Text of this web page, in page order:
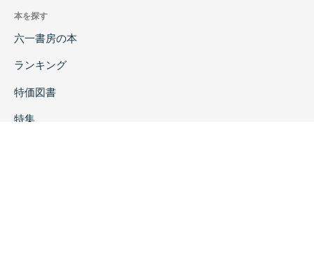
第二章 伊賀の夏見廃寺の造営と大来皇女
はじめに
二 夏見廃寺の軒瓦と塼仏
三 造営氏族をめぐる諸説
本を探す
六一書房の本
ランキング
特価図書
特集